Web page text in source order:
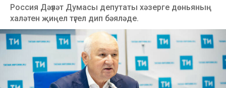
Россия Дәүләт Думасы депутаты хәзерге дөньяның
халәтен җиңел түгел дип бәяләде.